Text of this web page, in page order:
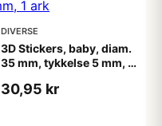
DIVERSE
3D Stickers, baby, diam.
35 mm, tykkelse 5 mm, 1
30,95 kr